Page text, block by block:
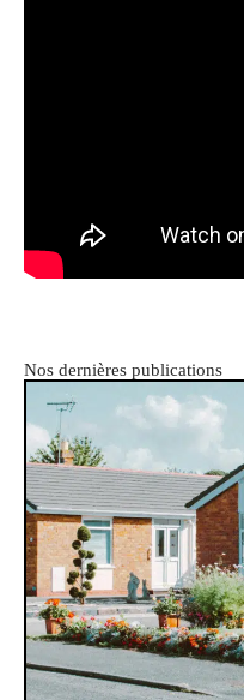
Nos dernières publications